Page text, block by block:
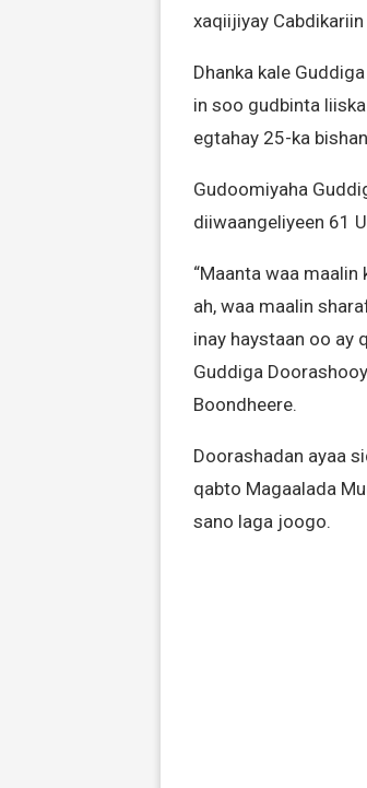
xaqiijiyay
Dhanka kale
in soo gudbinta
egtahay 25-ka
Gudoomiyaha
diiwaangeliyeen 61
“Maanta waa
ah, waa maalin
inay haystaan oo ay
Guddiga
Boondheere.
Doorashadan ayaa
qabto Magaalada
sano laga joogo.